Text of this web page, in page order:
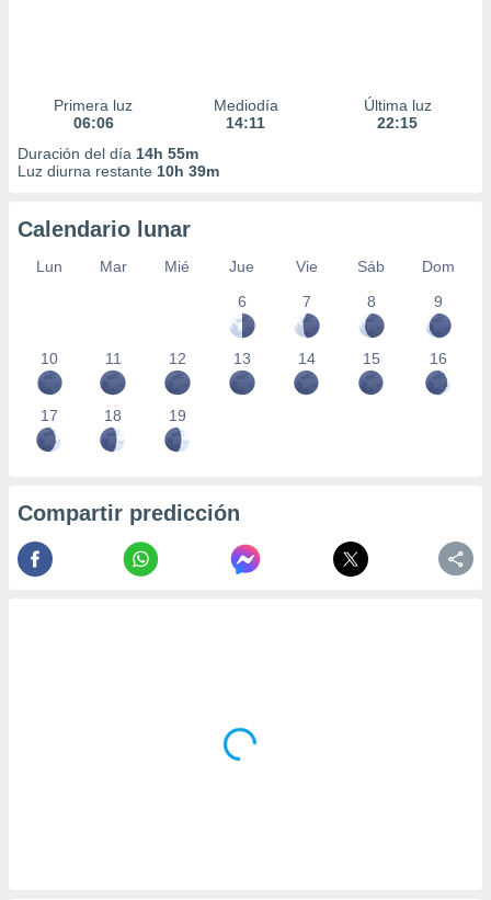
Primera luz
06:06
Mediodía
14:11
Última luz
22:15
Duración del día 14h 55m
Luz diurna restante 10h 39m
Calendario lunar
Lun Mar Mié Jue Vie Sáb
Dom
6
7 8 9
10 11 12 13 14 15 16
17 18 19
Compartir predicción